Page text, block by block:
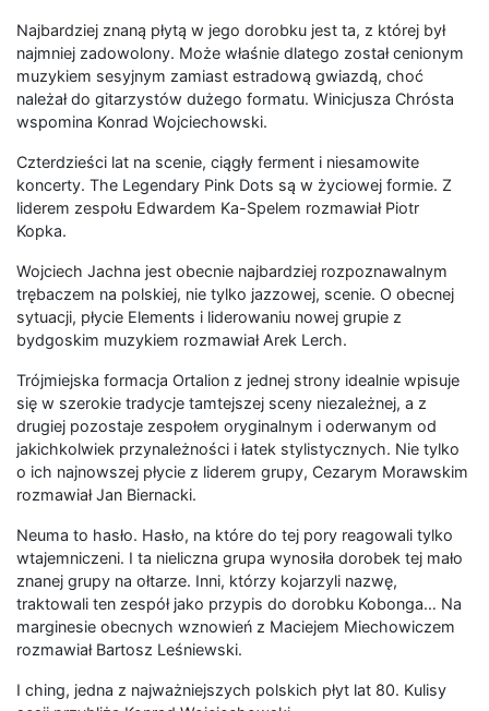
Najbardziej znaną płytą w jego dorobku jest ta, z której był
najmniej zadowolony. Może właśnie dlatego został cenionym
muzykiem sesyjnym zamiast estradową gwiazdą, choć
należał do gitarzystów dużego formatu. Winicjusza Chrósta
wspomina Konrad Wojciechowski.
Czterdzieści lat na scenie, ciągły ferment i niesamowite
koncerty. The Legendary Pink Dots są w życiowej formie. Z
liderem zespołu Edwardem Ka-Spelem rozmawiał Piotr
Kopka.
Wojciech Jachna jest obecnie najbardziej rozpoznawalnym
trębaczem na polskiej, nie tylko jazzowej, scenie. O obecnej
sytuacji, płycie Elements i liderowaniu nowej grupie z
bydgoskim muzykiem rozmawiał Arek Lerch.
Trójmiejska formacja Ortalion z jednej strony idealnie wpisuje
się w szerokie tradycje tamtejszej sceny niezależnej, a z
drugiej pozostaje zespołem oryginalnym i oderwanym od
jakichkolwiek przynależności i łatek stylistycznych. Nie tylko
o ich najnowszej płycie z liderem grupy, Cezarym Morawskim
rozmawiał Jan Biernacki.
Neuma to hasło. Hasło, na które do tej pory reagowali tylko
wtajemniczeni. I ta nieliczna grupa wynosiła dorobek tej mało
znanej grupy na ołtarze. Inni, którzy kojarzyli nazwę,
traktowali ten zespół jako przypis do dorobku Kobonga… Na
marginesie obecnych wznowień z Maciejem Miechowiczem
rozmawiał Bartosz Leśniewski.
I ching, jedna z najważniejszych polskich płyt lat 80. Kulisy